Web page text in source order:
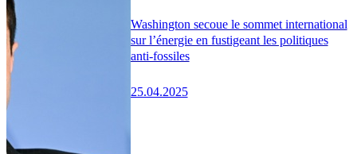
Washington secoue le sommet international
sur l’énergie en fustigeant les politiques
anti-fossiles
25.04.2025